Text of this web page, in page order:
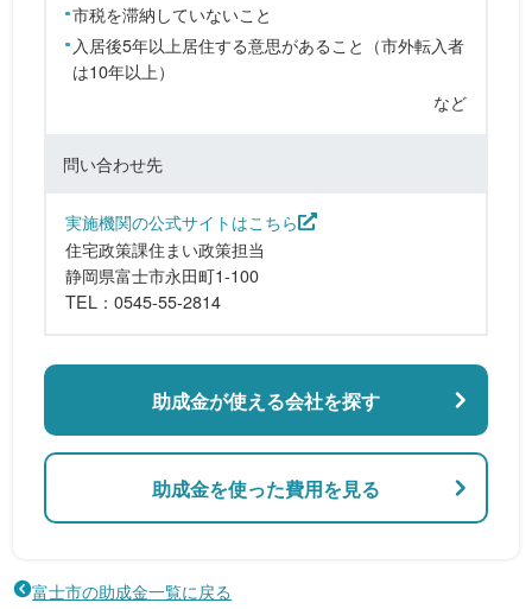
市税を滞納していないこと
入居後5年以上居住する意思があること（市外転入者
は10年以上）
など
問い合わせ先
実施機関の公式サイトはこちら
住宅政策課住まい政策担当
静岡県富士市永田町1-100
TEL：0545-55-2814
助成金を使った費用を見る
助成金が使える会社を探す
富士市の助成金一覧に戻る